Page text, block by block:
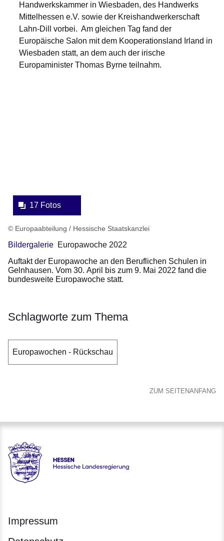
Handwerkskammer in Wiesbaden, des Handwerks
Mittelhessen e.V. sowie der Kreishandwerkerschaft
Lahn-Dill vorbei. Am gleichen Tag fand der
Europäische Salon mit dem Kooperationsland Irland in
Wiesbaden statt, an dem auch der irische
Europaminister Thomas Byrne teilnahm.
17 Fotos
© Europaabteilung / Hessische Staatskanzlei
Bildergalerie Europawoche 2022
Auftakt der Europawoche an den Beruflichen Schulen in
Gelnhausen. Vom 30. April bis zum 9. Mai 2022 fand die
bundesweite Europawoche statt.
Schlagworte zum Thema
Europawochen - Rückschau
ZUM SEITENANFANG
Hessen - Europanetzwerk
Impressum